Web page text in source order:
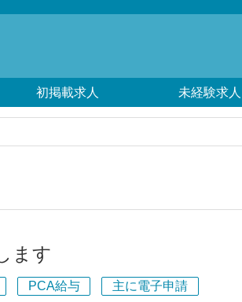
初掲載求人 未経験求人
ます
PCA給与
主に電子申請